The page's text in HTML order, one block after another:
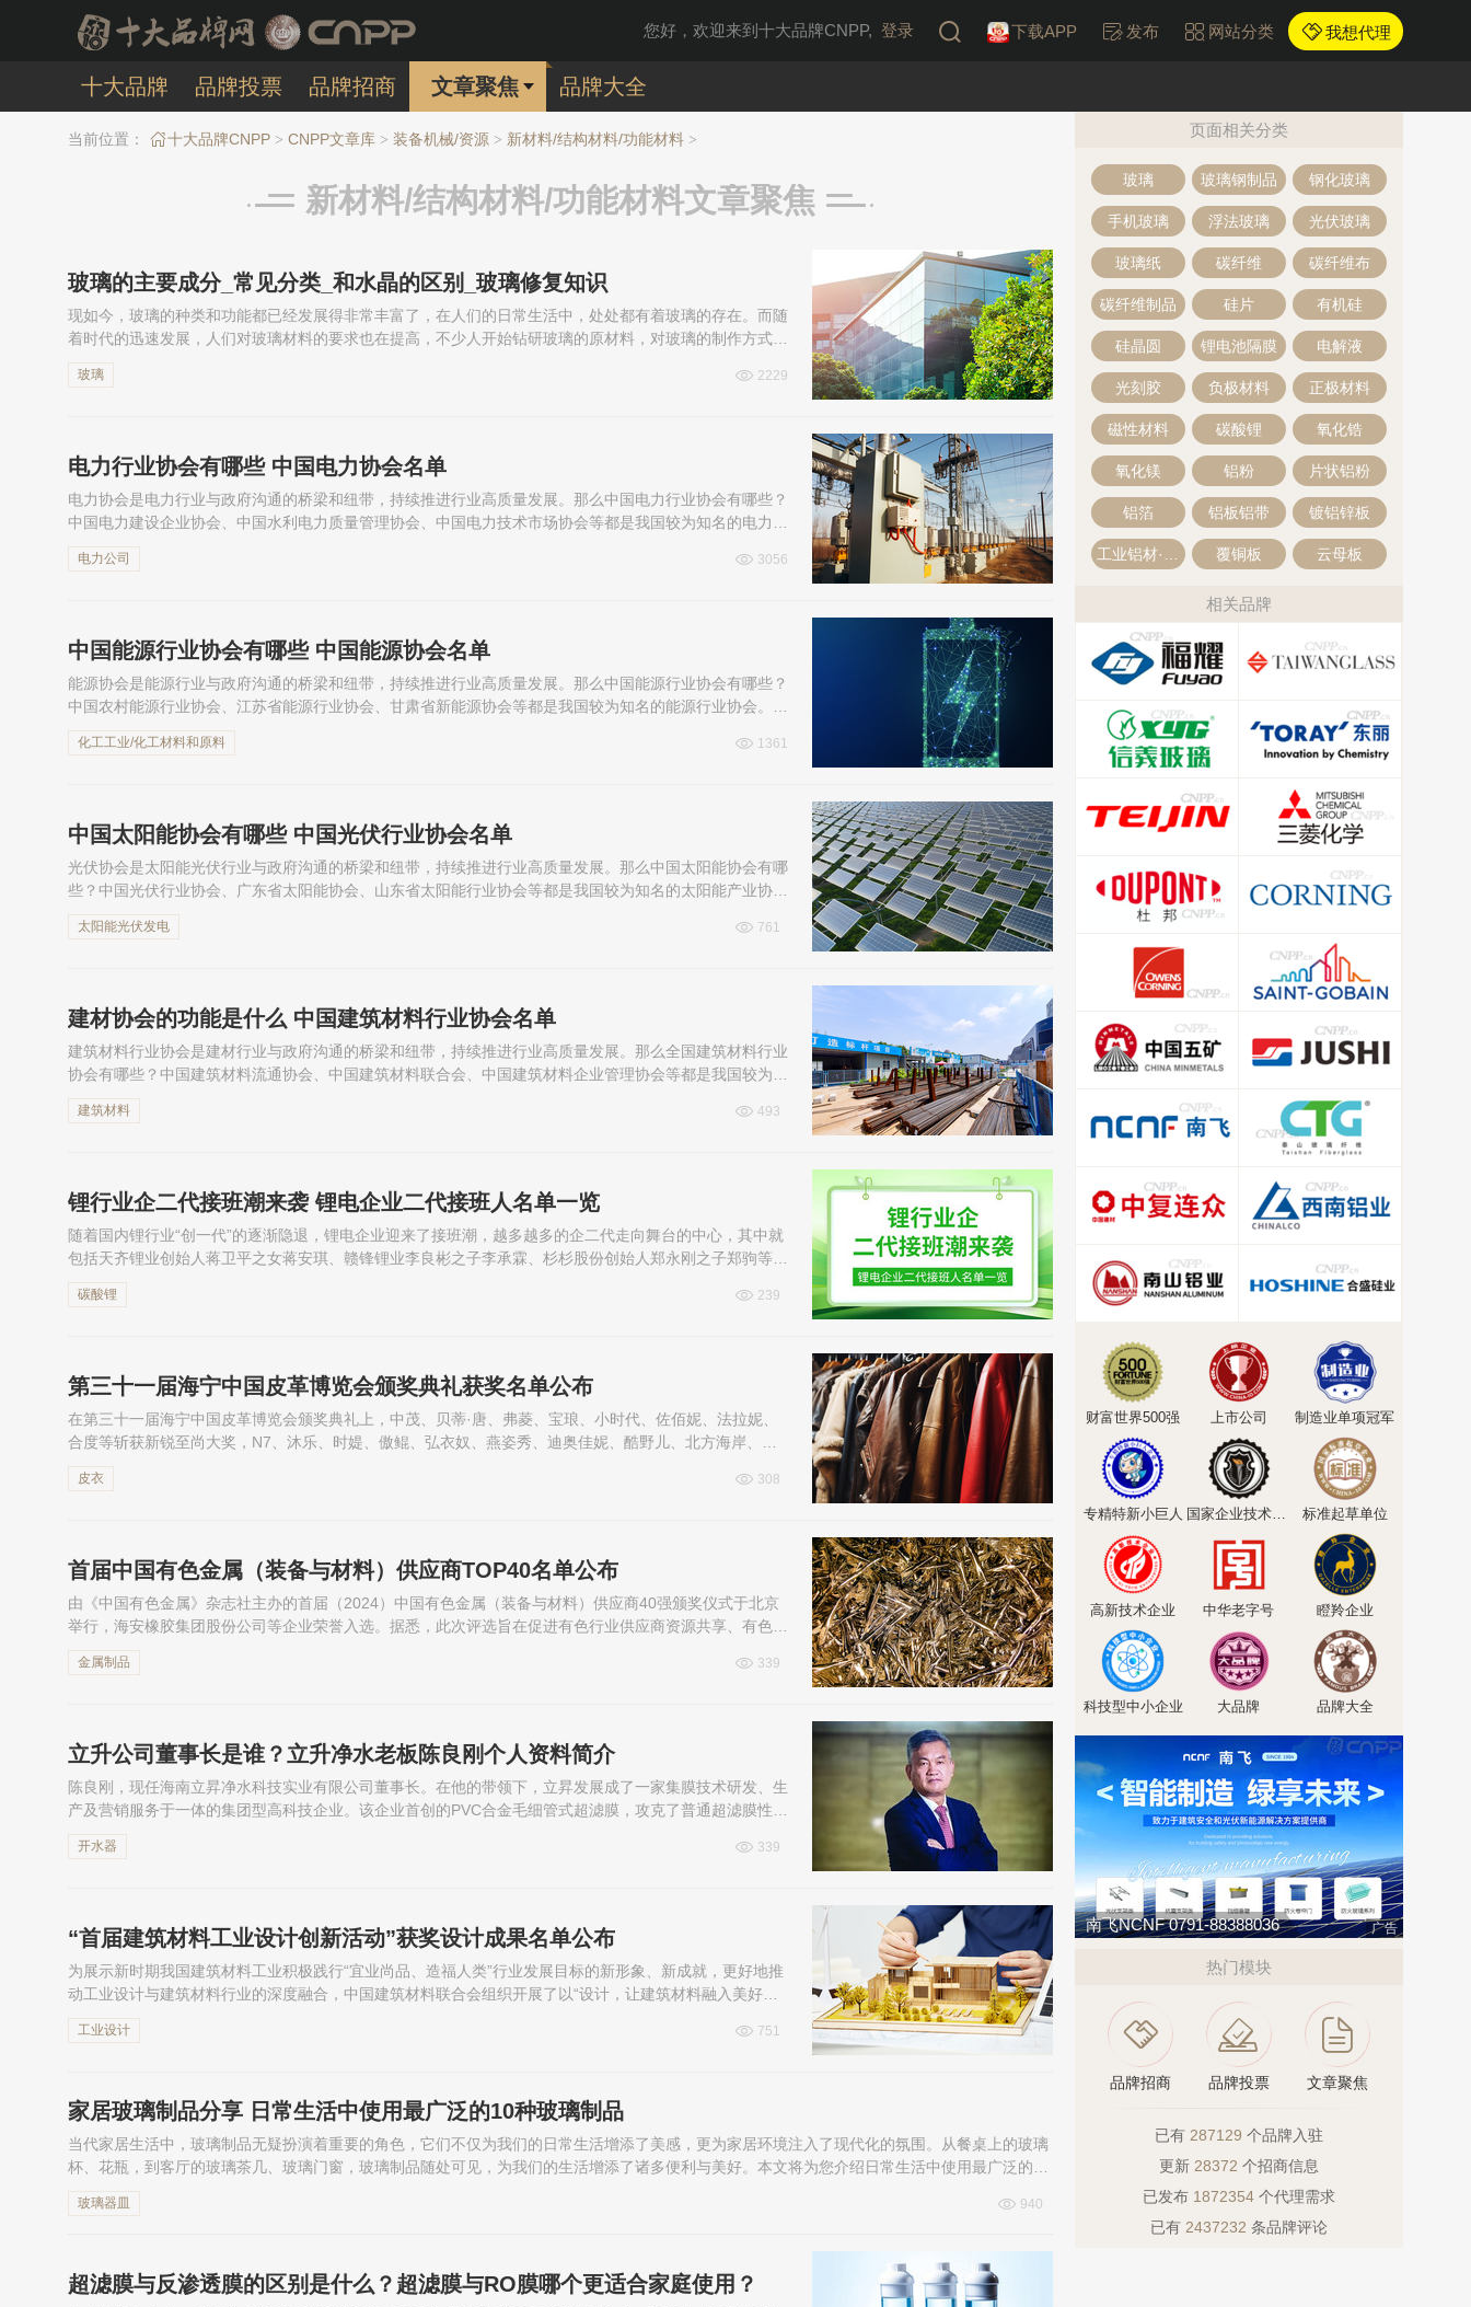
您好，欢迎来到十大品牌CNPP, 登录 下载APP 发布 网站分类 我想代理
十大品牌 品牌投票 品牌招商 文章聚焦 品牌大全
当前位置： 十大品牌CNPP > CNPP文章库 > 装备机械/资源 > 新材料/结构材料/功能材料 >
新材料/结构材料/功能材料文章聚焦
玻璃的主要成分_常见分类_和水晶的区别_玻璃修复知识
现如今，玻璃的种类和功能都已经发展得非常丰富了，在人们的日常生活中，处处都有着玻璃的存在。而随
着时代的迅速发展，人们对玻璃材料的要求也在提高，不少人开始钻研玻璃的原材料，对玻璃的制作方式感
玻璃 2229
电力行业协会有哪些 中国电力协会名单
电力协会是电力行业与政府沟通的桥梁和纽带，持续推进行业高质量发展。那么中国电力行业协会有哪些？
中国电力建设企业协会、中国水利电力质量管理协会、中国电力技术市场协会等都是我国较为知名的电力行
电力公司 3056
中国能源行业协会有哪些 中国能源协会名单
能源协会是能源行业与政府沟通的桥梁和纽带，持续推进行业高质量发展。那么中国能源行业协会有哪些？
中国农村能源行业协会、江苏省能源行业协会、甘肃省新能源协会等都是我国较为知名的能源行业协会。下
化工工业/化工材料和原料 1361
中国太阳能协会有哪些 中国光伏行业协会名单
光伏协会是太阳能光伏行业与政府沟通的桥梁和纽带，持续推进行业高质量发展。那么中国太阳能协会有哪
些？中国光伏行业协会、广东省太阳能协会、山东省太阳能行业协会等都是我国较为知名的太阳能产业协
太阳能光伏发电 761
建材协会的功能是什么 中国建筑材料行业协会名单
建筑材料行业协会是建材行业与政府沟通的桥梁和纽带，持续推进行业高质量发展。那么全国建筑材料行业
协会有哪些？中国建筑材料流通协会、中国建筑材料联合会、中国建筑材料企业管理协会等都是我国较为知
建筑材料 493
锂行业企二代接班潮来袭 锂电企业二代接班人名单一览
随着国内锂行业“创一代”的逐渐隐退，锂电企业迎来了接班潮，越多越多的企二代走向舞台的中心，其中就
包括天齐锂业创始人蒋卫平之女蒋安琪、赣锋锂业李良彬之子李承霖、杉杉股份创始人郑永刚之子郑驹等。
碳酸锂 239
第三十一届海宁中国皮革博览会颁奖典礼获奖名单公布
在第三十一届海宁中国皮革博览会颁奖典礼上，中茂、贝蒂·唐、弗菱、宝琅、小时代、佐佰妮、法拉妮、
合度等斩获新锐至尚大奖，N7、沐乐、时媞、傲鲲、弘衣奴、燕姿秀、迪奥佳妮、酷野儿、北方海岸、舞
皮衣 308
首届中国有色金属（装备与材料）供应商TOP40名单公布
由《中国有色金属》杂志社主办的首届（2024）中国有色金属（装备与材料）供应商40强颁奖仪式于北京
举行，海安橡胶集团股份公司等企业荣誉入选。据悉，此次评选旨在促进有色行业供应商资源共享、有色金
金属制品 339
立升公司董事长是谁？立升净水老板陈良刚个人资料简介
陈良刚，现任海南立昇净水科技实业有限公司董事长。在他的带领下，立昇发展成了一家集膜技术研发、生
产及营销服务于一体的集团型高科技企业。该企业首创的PVC合金毛细管式超滤膜，攻克了普通超滤膜性能
开水器 339
“首届建筑材料工业设计创新活动”获奖设计成果名单公布
为展示新时期我国建筑材料工业积极践行“宜业尚品、造福人类”行业发展目标的新形象、新成就，更好地推
动工业设计与建筑材料行业的深度融合，中国建筑材料联合会组织开展了以“设计，让建筑材料融入美好生
工业设计 751
家居玻璃制品分享 日常生活中使用最广泛的10种玻璃制品
当代家居生活中，玻璃制品无疑扮演着重要的角色，它们不仅为我们的日常生活增添了美感，更为家居环境注入了现代化的氛围。从餐桌上的玻璃
杯、花瓶，到客厅的玻璃茶几、玻璃门窗，玻璃制品随处可见，为我们的生活增添了诸多便利与美好。本文将为您介绍日常生活中使用最广泛的十
玻璃器皿 940
超滤膜与反渗透膜的区别是什么？超滤膜与RO膜哪个更适合家庭使用？
页面相关分类
玻璃 玻璃钢制品 钢化玻璃
手机玻璃 浮法玻璃 光伏玻璃
玻璃纸 碳纤维 碳纤维布
碳纤维制品 硅片 有机硅
硅晶圆 锂电池隔膜 电解液
光刻胶 负极材料 正极材料
磁性材料 碳酸锂 氧化锆
氧化镁 铝粉 片状铝粉
铝箔 铝板铝带 镀铝锌板
覆铜板 云母板
相关品牌
财富世界500强 上市公司 制造业单项冠军
专精特新小巨人 国家企业技术中心 标准起草单位
高新技术企业 中华老字号 瞪羚企业
科技型中小企业 大品牌 品牌大全
南飞NCNF 0791-88388036 广告
热门模块
品牌招商 品牌投票 文章聚焦
已有 287129 个品牌入驻
更新 28372 个招商信息
已发布 1872354 个代理需求
已有 2437232 条品牌评论